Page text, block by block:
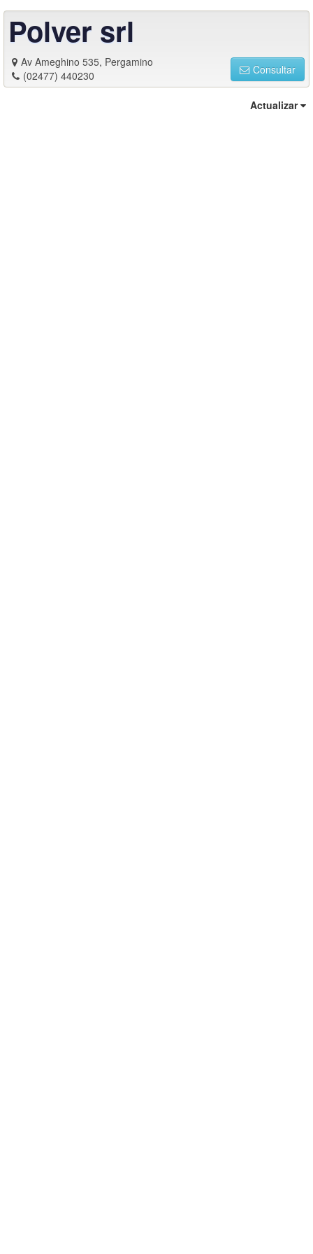
Polver srl
Av Ameghino 535, Pergamino
(02477) 440230
Consultar
Actualizar